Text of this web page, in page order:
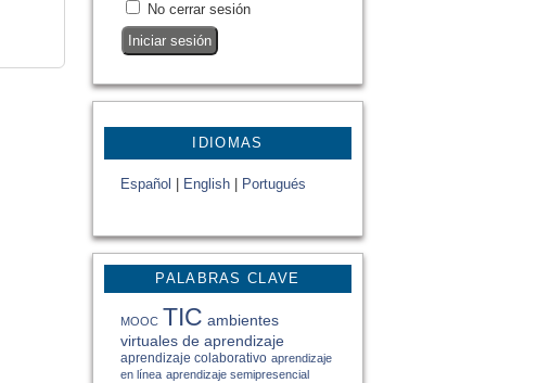
No cerrar sesión
IDIOMAS
Español English Portugués
PALABRAS CLAVE
MOOC TIC ambientes
virtuales de aprendizaje
aprendizaje colaborativo aprendizaje
en línea aprendizaje semipresencial